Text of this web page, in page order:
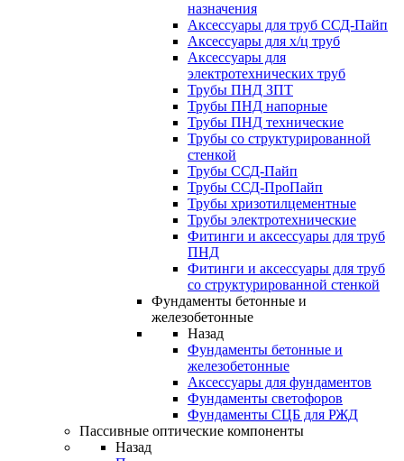
назначения
Аксессуары для труб ССД-Пайп
Аксессуары для х/ц труб
Аксессуары для
электротехнических труб
Трубы ПНД ЗПТ
Трубы ПНД напорные
Трубы ПНД технические
Трубы со структурированной
стенкой
Трубы ССД-Пайп
Трубы ССД-ПроПайп
Трубы хризотилцементные
Трубы электротехнические
Фитинги и аксессуары для труб
ПНД
Фитинги и аксессуары для труб
со структурированной стенкой
Фундаменты бетонные и
железобетонные
Назад
Фундаменты бетонные и
железобетонные
Аксессуары для фундаментов
Фундаменты светофоров
Фундаменты СЦБ для РЖД
Пассивные оптические компоненты
Назад